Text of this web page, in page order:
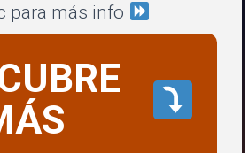
para más info